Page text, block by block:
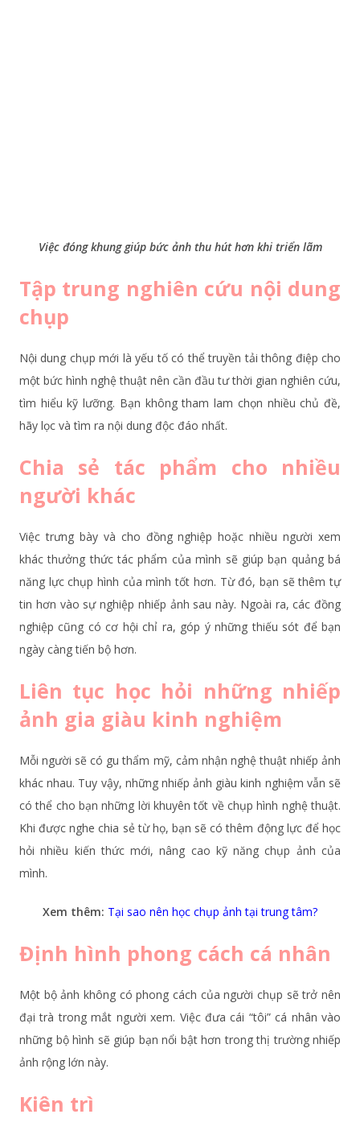
Việc đóng khung giúp bức ảnh thu hút hơn khi triển lãm
Tập trung nghiên cứu nội dung
chụp
Nội dung chụp mới là yếu tố có thể truyền tải thông điệp cho
một bức hình nghệ thuật nên cần đầu tư thời gian nghiên cứu,
tìm hiểu kỹ lưỡng. Bạn không tham lam chọn nhiều chủ đề,
hãy lọc và tìm ra nội dung độc đáo nhất.
Chia sẻ tác phẩm cho nhiều
người khác
Việc trưng bày và cho đồng nghiệp hoặc nhiều người xem
khác thưởng thức tác phẩm của mình sẽ giúp bạn quảng bá
năng lực chụp hình của mình tốt hơn. Từ đó, bạn sẽ thêm tự
tin hơn vào sự nghiệp nhiếp ảnh sau này. Ngoài ra, các đồng
nghiệp cũng có cơ hội chỉ ra, góp ý những thiếu sót để bạn
ngày càng tiến bộ hơn.
Liên tục học hỏi những nhiếp
ảnh gia giàu kinh nghiệm
Mỗi người sẽ có gu thẩm mỹ, cảm nhận nghệ thuật nhiếp ảnh
khác nhau. Tuy vậy, những nhiếp ảnh giàu kinh nghiệm vẫn sẽ
có thể cho bạn những lời khuyên tốt về chụp hình nghệ thuật.
Khi được nghe chia sẻ từ họ, bạn sẽ có thêm động lực để học
hỏi nhiều kiến thức mới, nâng cao kỹ năng chụp ảnh của
mình.
Xem thêm: Tại sao nên học chụp ảnh tại trung tâm?
Định hình phong cách cá nhân
Một bộ ảnh không có phong cách của người chụp sẽ trở nên
đại trà trong mắt người xem. Việc đưa cái “tôi” cá nhân vào
những bộ hình sẽ giúp bạn nổi bật hơn trong thị trường nhiếp
ảnh rộng lớn này.
Kiên trì